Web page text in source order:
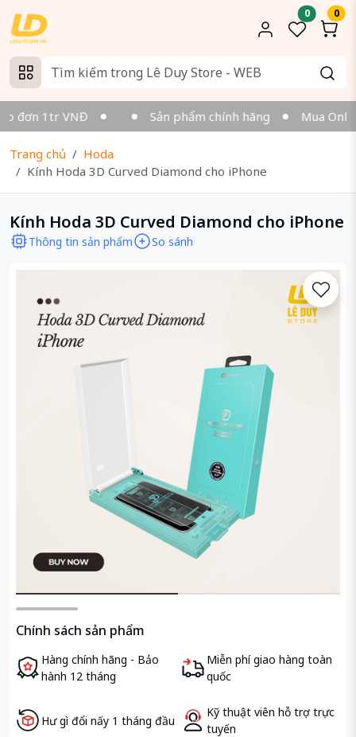
0 0
đơn 1tr VNĐ Sản phẩm chính hãng Mua
Trang chủ
Hoda
Kính Hoda 3D Curved Diamond cho iPhone
Kính Hoda 3D Curved Diamond cho iPhone
Thông tin sản phẩm So sánh
Chính sách sản phẩm
Hàng chính hãng - Bảo
hành 12 tháng
Miễn phí giao hàng toàn
quốc
Hư gì đổi nấy 1 tháng đầu
Kỹ thuật viên hỗ trợ trực
tuyến